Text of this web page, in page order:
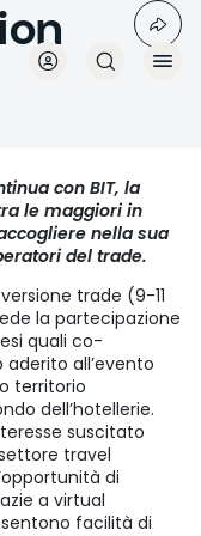
con BIT, la
le maggiori in
nella sua
del trade.
trade (9-11
la partecipazione
quali co-
aderito all’evento
territorio
dell’hotellerie.
suscitato
travel
di
a virtual
facilità di